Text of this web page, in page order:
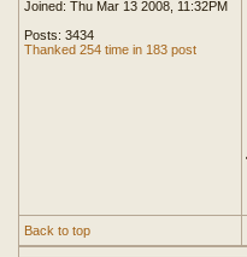
Joined: Thu Mar 13 2008, 11:32PM
Posts: 3434
Thanked 254 time in 183 post
Back to top